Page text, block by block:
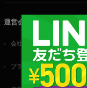
運営会社
会社概要
プライバシーポリシー